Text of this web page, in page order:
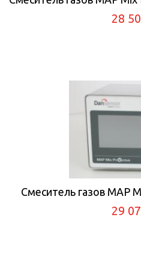
28
Смеситель газов MAP
29